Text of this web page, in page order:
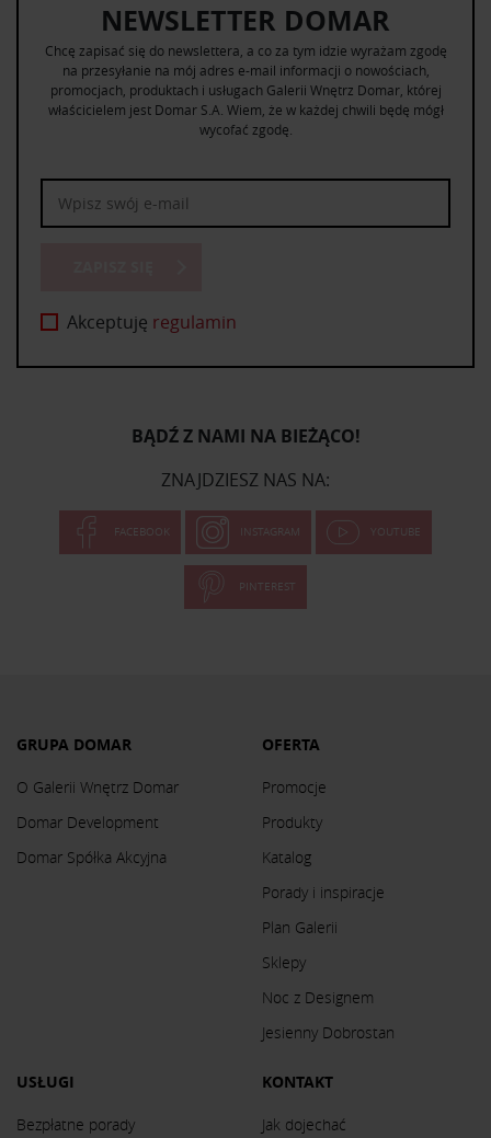
NEWSLETTER DOMAR
Chcę zapisać się do newslettera, a co za tym idzie wyrażam zgodę
na przesyłanie na mój adres e-mail informacji o nowościach,
promocjach, produktach i usługach Galerii Wnętrz Domar, której
właścicielem jest Domar S.A. Wiem, że w każdej chwili będę mógł
wycofać zgodę.
Akceptuję regulamin
BĄDŹ Z NAMI NA BIEŻĄCO!
ZNAJDZIESZ NAS NA:
FACEBOOK INSTAGRAM YOUTUBE
PINTEREST
GRUPA DOMAR
O Galerii Wnętrz Domar
Domar Development
Domar Spółka Akcyjna
OFERTA
Promocje
Produkty
Katalog
Porady i inspiracje
Plan Galerii
Sklepy
Noc z Designem
Jesienny Dobrostan
USŁUGI
Bezpłatne porady
KONTAKT
Jak dojechać